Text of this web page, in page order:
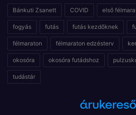
Bánkuti Zsanett COVID első
fogyás futás futás kezdőknek
félmaraton félmaraton edzésterv
okosóra okosóra futádshoz
tudástár